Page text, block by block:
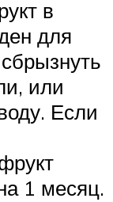
в
для
или
Если
1 месяц.